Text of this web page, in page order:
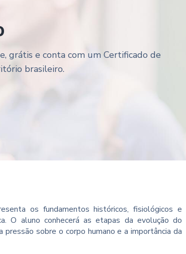
grátis e conta com um Certificado de
brasileiro.
os fundamentos históricos, fisiológicos e
O aluno conhecerá as etapas da evolução do
sobre o corpo humano e a importância da